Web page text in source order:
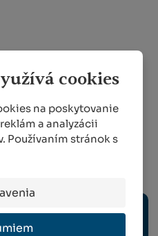
cookies
na poskytovanie
a analyzácii
Používaním stránok s